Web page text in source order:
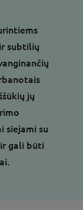
subtilių
jų
siejami su
gali būti